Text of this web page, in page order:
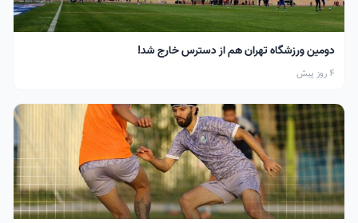
دومین ورزشگاه تهران هم از دسترس خارج شد!
4 روز پیش